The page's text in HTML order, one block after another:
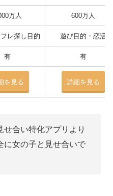
万人 600万人
レ探し目的 遊び目的・恋活
有 有
を見る 詳細を見る
せ合い特化アプリより
に女の子と見せ合いで